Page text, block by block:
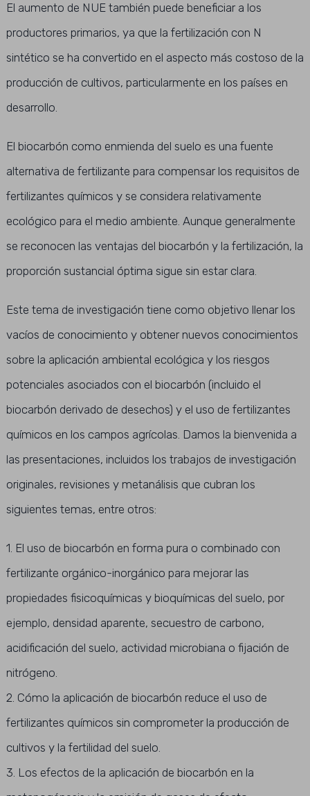
El aumento de NUE también puede beneficiar a los
productores primarios, ya que la fertilización con N
sintético se ha convertido en el aspecto más costoso de la
producción de cultivos, particularmente en los países en
desarrollo.
El biocarbón como enmienda del suelo es una fuente
alternativa de fertilizante para compensar los requisitos de
fertilizantes químicos y se considera relativamente
ecológico para el medio ambiente. Aunque generalmente
se reconocen las ventajas del biocarbón y la fertilización, la
proporción sustancial óptima sigue sin estar clara.
Este tema de investigación tiene como objetivo llenar los
vacíos de conocimiento y obtener nuevos conocimientos
sobre la aplicación ambiental ecológica y los riesgos
potenciales asociados con el biocarbón (incluido el
biocarbón derivado de desechos) y el uso de fertilizantes
químicos en los campos agrícolas. Damos la bienvenida a
las presentaciones, incluidos los trabajos de investigación
originales, revisiones y metanálisis que cubran los
siguientes temas, entre otros:
1. El uso de biocarbón en forma pura o combinado con
fertilizante orgánico-inorgánico para mejorar las
propiedades fisicoquímicas y bioquímicas del suelo, por
ejemplo, densidad aparente, secuestro de carbono,
acidificación del suelo, actividad microbiana o fijación de
nitrógeno.
2. Cómo la aplicación de biocarbón reduce el uso de
fertilizantes químicos sin comprometer la producción de
cultivos y la fertilidad del suelo.
3. Los efectos de la aplicación de biocarbón en la